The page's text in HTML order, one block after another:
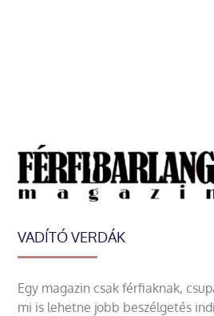
VADÍTÓ VERDÁK
Egy magazin csak férfiaknak,
mi is lehetne jobb beszélgetés